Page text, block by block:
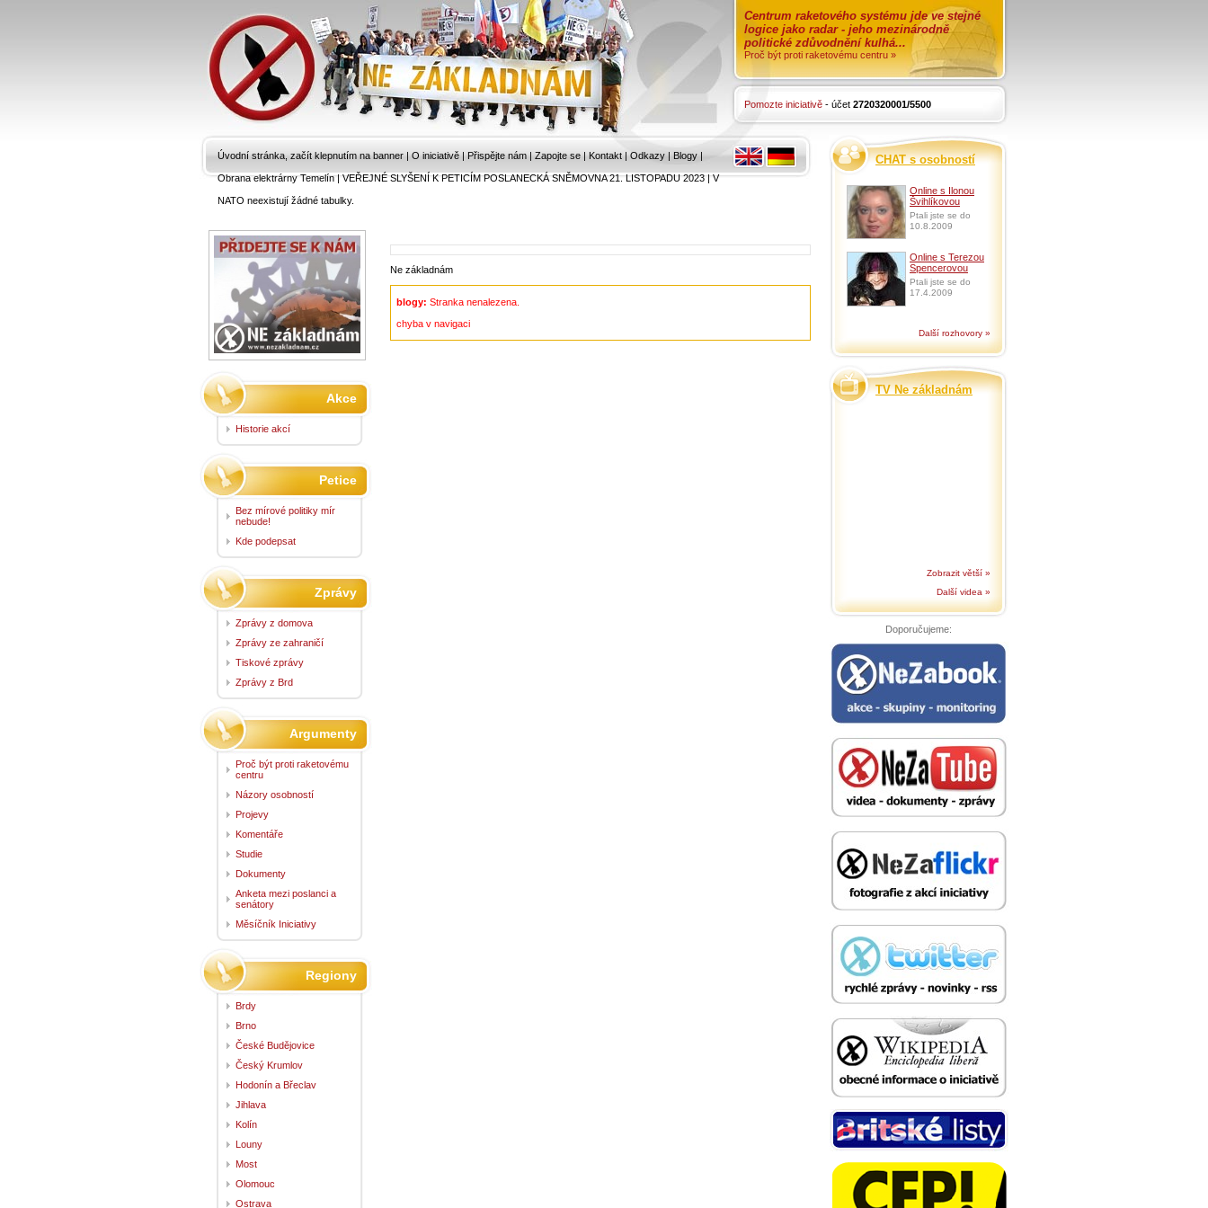
Centrum raketového systému jde ve stejné
logice jako radar - jeho mezinárodně
politické zdůvodnění kulhá...
Proč být proti raketovému centru »
Pomozte iniciativě - účet 2720320001/5500
Úvodní stránka, začít klepnutím na banner | O iniciativě | Přispějte nám | Zapojte se | Kontakt | Odkazy | Blogy |
Obrana elektrárny Temelín|VEŘEJNÉ SLYŠENÍ K PETICÍM POSLANECKÁ SNĚMOVNA 21. LISTOPADU 2023|V
NATO neexistují žádné tabulky.
Ne základnám
blogy: Stranka nenalezena.
chyba v navigaci
Akce
Historie akcí
Petice
Bez mírové politiky mír
nebude!
Kde podepsat
Zprávy
Zprávy z domova
Zprávy ze zahraničí
Tiskové zprávy
Zprávy z Brd
Argumenty
Proč být proti raketovému
centru
Názory osobností
Projevy
Komentáře
Studie
Dokumenty
Anketa mezi poslanci a
senátory
Měsíčník Iniciativy
Regiony
Brdy
Brno
České Budějovice
Český Krumlov
Hodonín a Břeclav
Jihlava
Kolín
Louny
Most
Olomouc
Ostrava
CHAT s osobností
Online s Ilonou
Švihlíkovou
Ptali jste se do
10.8.2009
Online s Terezou
Spencerovou
Ptali jste se do
17.4.2009
Další rozhovory »
TV Ne základnám
Zobrazit větší »
Další videa »
Doporučujeme: